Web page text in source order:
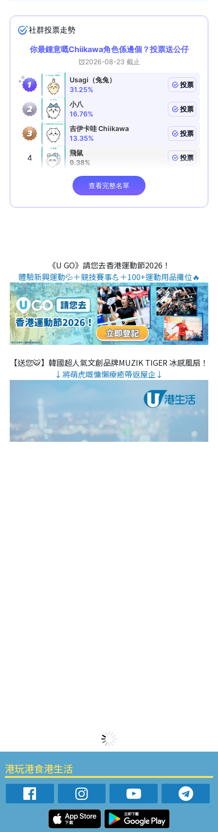
《U GO》請您去香港運動節2026！
體驗新興運動💦＋競技賽事💪＋100+運動用品攤位🔥
【送您🐯】韓國超人氣文創品牌MUZIK TIGER 冰感風扇！
↓將萌虎嘅慵懶療癒帶返屋企↓
港玩港食港生活